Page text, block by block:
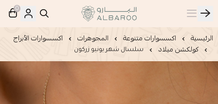
البارو | Albaroo
0
الرئيسية اكسسوارات متنوعة المجوهرات
اكسسوارات الأبراج
كولكشن ميلاد
سلسال شهر يونيو زركون